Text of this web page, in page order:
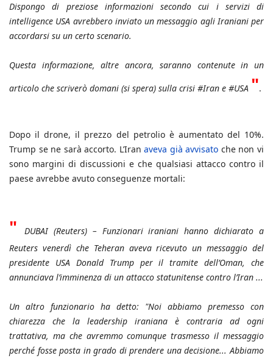
Dispongo di preziose informazioni secondo cui i servizi di
intelligence USA avrebbero inviato un messaggio agli Iraniani per
accordarsi su un certo scenario.
Questa informazione, altre ancora, saranno contenute in un
articolo che scriverò domani (si spera) sulla crisi #Iran e #USA ".
Dopo il drone, il prezzo del petrolio è aumentato del 10%.
Trump se ne sarà accorto. L’Iranaveva già avvisato che non vi
sono margini di discussioni e che qualsiasi attacco contro il
paese avrebbe avuto conseguenze mortali:
"
DUBAI (Reuters) – Funzionari iraniani hanno dichiarato a
Reuters venerdì che Teheran aveva ricevuto un messaggio del
presidente USA Donald Trump per il tramite dell’Oman, che
annunciava l’imminenza di un attacco statunitense contro l’Iran ...
Un altro funzionario ha detto: "Noi abbiamo premesso con
chiarezza che la leadership iraniana è contraria ad ogni
trattativa, ma che avremmo comunque trasmesso il messaggio
perché fosse posta in grado di prendere una decisione... Abbiamo